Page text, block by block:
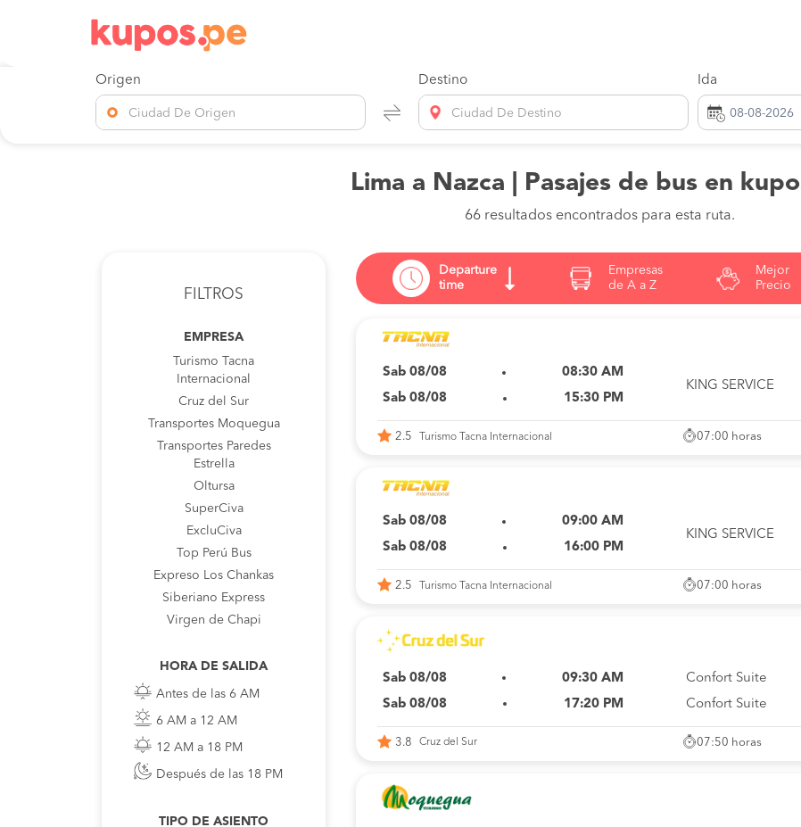
Origen
Ciudad De Origen
Destino
Ciudad De Destino
Ida
Lima a Nazca | Pasajes de bus en
66 resultados encontrados para esta ruta.
FILTROS
EMPRESA
Turismo Tacna
Internacional
Cruz del Sur
Transportes Moquegua
Transportes Paredes
Estrella
Oltursa
SuperCiva
ExcluCiva
Top Perú Bus
Expreso Los Chankas
Siberiano Express
Virgen de Chapi
HORA DE SALIDA
Antes de las 6 AM
6 AM a 12 AM
12 AM a 18 PM
Después de las 18 PM
TIPO DE ASIENTO
Departure
time
Empresas
de A a Z
Mejor
Precio
Sab 08/08
08:30 AM
Sab 08/08
15:30 PM
KING SERVICE
2.5 Turismo Tacna Internacional 07:00 horas
Sab 08/08
09:00 AM
Sab 08/08
16:00 PM
KING SERVICE
2.5 Turismo Tacna Internacional 07:00 horas
Sab 08/08
09:30 AM
Sab 08/08
17:20 PM
Confort Suite
Confort Suite
3.8 Cruz del Sur 07:50 horas